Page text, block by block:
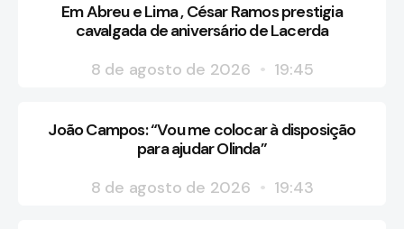
Em Abreu e Lima , César Ramos prestigia
cavalgada de aniversário de Lacerda
8 de agosto de 2026
19:45
João Campos: “Vou me colocar à disposição
para ajudar Olinda”
8 de agosto de 2026
19:43